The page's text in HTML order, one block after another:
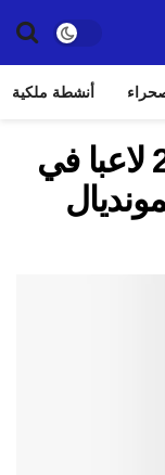
أنشطة ملكية
محمد وهبي يستدعي 28 لاعبا في